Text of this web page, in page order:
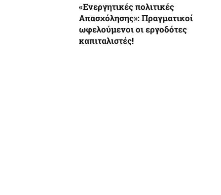
«Ενεργητικές πολιτικές
Απασχόλησης»: Πραγματικοί
ωφελούμενοι οι εργοδότες
καπιταλιστές!